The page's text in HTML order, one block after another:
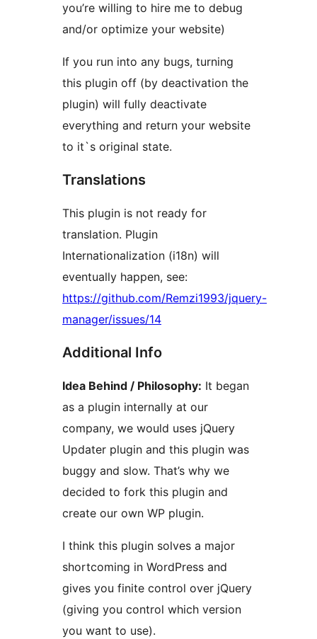
you’re willing to hire me to debug
and/or optimize your website)
If you run into any bugs, turning
this plugin off (by deactivation the
plugin) will fully deactivate
everything and return your website
to it`s original state.
Translations
This plugin is not ready for
translation. Plugin
Internationalization (i18n) will
eventually happen, see:
https://github.com/Remzi1993/jquery-
manager/issues/14
Additional Info
Idea Behind / Philosophy: It began
as a plugin internally at our
company, we would uses jQuery
Updater plugin and this plugin was
buggy and slow. That’s why we
decided to fork this plugin and
create our own WP plugin.
I think this plugin solves a major
shortcoming in WordPress and
gives you finite control over jQuery
(giving you control which version
you want to use).